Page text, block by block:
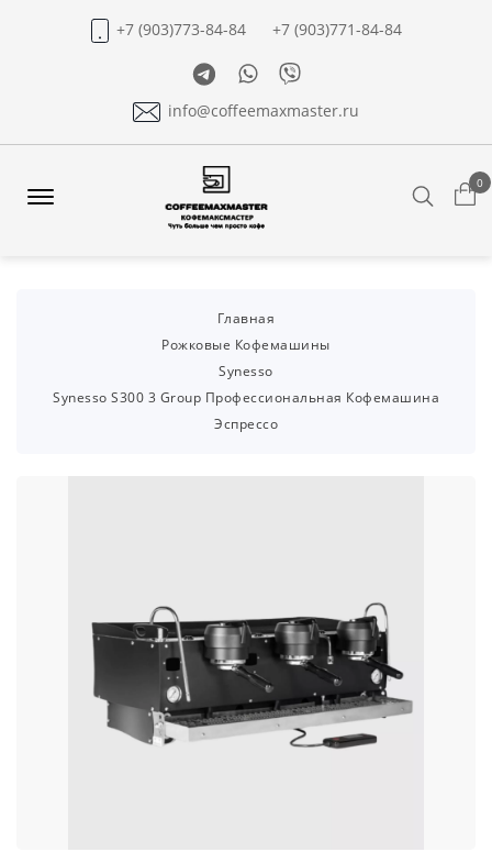
+7 (903)773-84-84
+7 (903)771-84-84
TelegramWhatsapp
Viber
info@coffeemaxmaster.ru
0
Главная
Рожковые Кофемашины
Synesso
Synesso S300 3 Group Профессиональная Кофемашина
Эспрессо